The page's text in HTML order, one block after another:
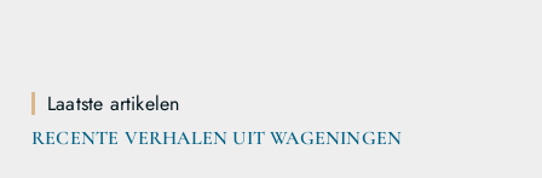
Laatste artikelen
RECENTE VERHALEN UIT WAGENINGEN